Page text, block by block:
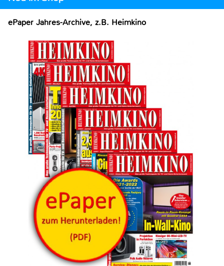
ePaper Jahres-Archive, z.B. Heimkino